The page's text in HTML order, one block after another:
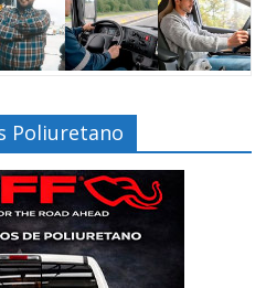
Poliuretano